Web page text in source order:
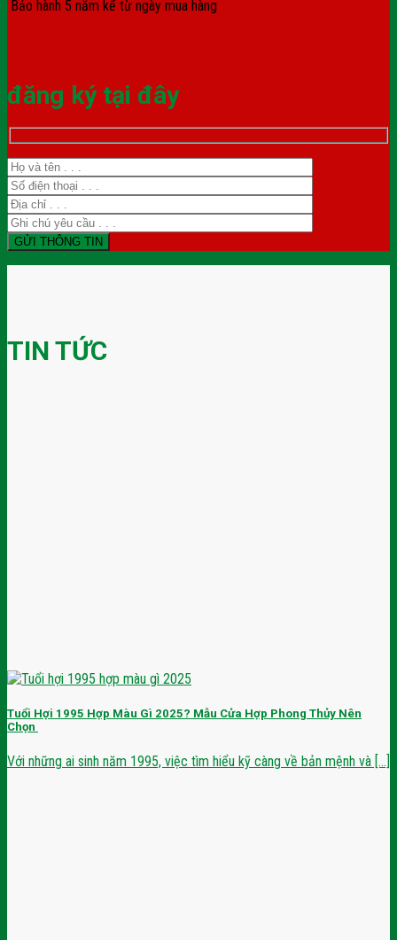
Bảo hành 5 năm kể từ ngày mua hàng
đăng ký tại đây
TIN TỨC
Tuổi Hợi 1995 Hợp Màu Gì 2025? Mẫu Cửa Hợp Phong Thủy Nên
Chọn
Với những ai sinh năm 1995, việc tìm hiểu kỹ càng về bản mệnh và [...]